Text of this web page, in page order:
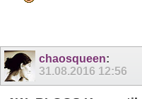
chaosqueen:
31.08.2016 12:56